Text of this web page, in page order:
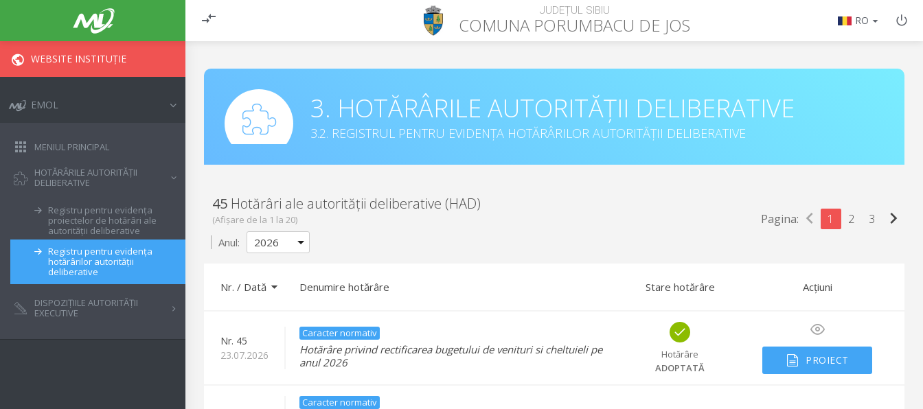
JUDEȚUL SIBIU
COMUNA PORUMBACU DE JOS RO
WEBSITE INSTITUȚIE
EMOL
MENIUL PRINCIPAL
HOTĂRÂRILE AUTORITĂȚII
DELIBERATIVE
Registru pentru evidența
proiectelor de hotărâri ale
autorității deliberative
Registru pentru evidența
hotărârilor autorității
deliberative
DISPOZIȚIILE AUTORITĂȚII
EXECUTIVE
3. HOTĂRÂRILE AUTORITĂȚII DELIBERATIVE
3.2. REGISTRUL PENTRU EVIDENȚA HOTĂRÂRILOR AUTORITĂȚII DELIBERATIVE
45 Hotărâri ale autorității deliberative (HAD)
(Afișare de la 1 la 20)
Anul:
Pagina: chevron_left 1 2 3 chevron_right
Nr. / Dată Denumire hotărâre Stare hotărâre Acțiuni
Nr. 45
23.07.2026
Caracter normativ
Hotărâre privind rectificarea bugetului de venituri si cheltuieli pe
anul 2026
Hotărâre
ADOPTATĂ
PROIECT
Caracter normativ